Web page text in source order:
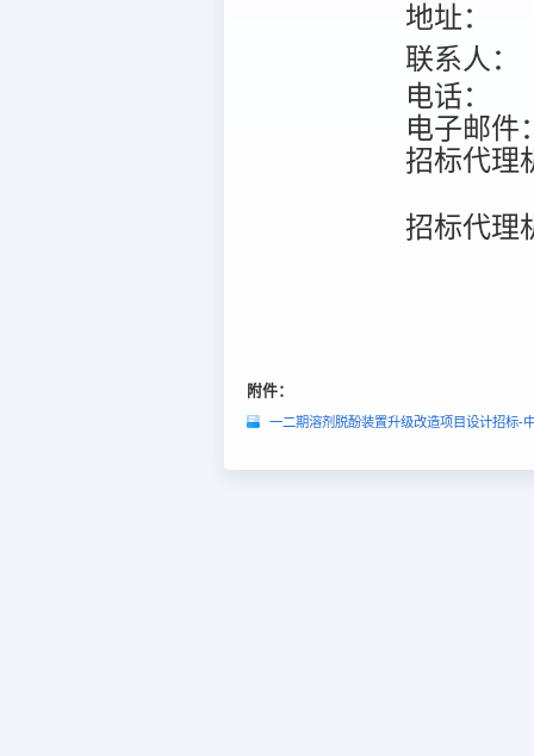
地址：
联系人：
电话：
电子邮件
招标代理
招标代理
附件：
一二期溶剂脱酚装置升级改造项目设计招标-